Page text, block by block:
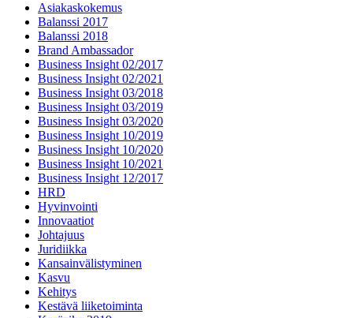
Asiakaskokemus
Balanssi 2017
Balanssi 2018
Brand Ambassador
Business Insight 02/2017
Business Insight 02/2021
Business Insight 03/2018
Business Insight 03/2019
Business Insight 03/2020
Business Insight 10/2019
Business Insight 10/2020
Business Insight 10/2021
Business Insight 12/2017
HRD
Hyvinvointi
Innovaatiot
Johtajuus
Juridiikka
Kansainvälistyminen
Kasvu
Kehitys
Kestävä liiketoiminta